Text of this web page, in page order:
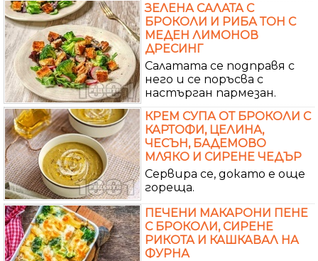
ЗЕЛЕНА САЛАТА С
БРОКОЛИ И РИБА ТОН С
МЕДЕН ЛИМОНОВ
ДРЕСИНГ
Салатата се подправя с
него и се поръсва с
настърган пармезан.
КРЕМ СУПА ОТ БРОКОЛИ С
КАРТОФИ, ЦЕЛИНА,
ЧЕСЪН, БАДЕМОВО
МЛЯКО И СИРЕНЕ ЧЕДЪР
Сервира се, докато е още
гореща.
ПЕЧЕНИ МАКАРОНИ ПЕНЕ
С БРОКОЛИ, СИРЕНЕ
РИКОТА И КАШКАВАЛ НА
ФУРНА